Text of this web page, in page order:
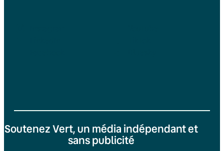
Soutenez Vert, un média indépendant et
sans publicité